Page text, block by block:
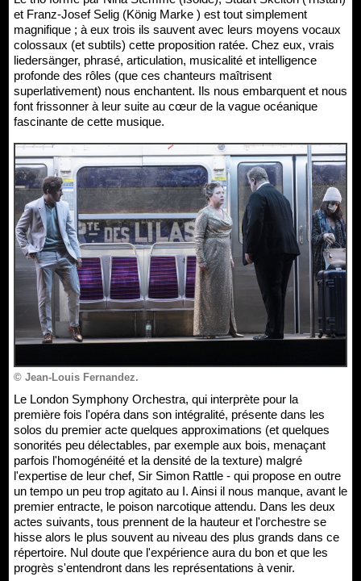
et Franz-Josef Selig (König Marke ) est tout simplement
magnifique ; à eux trois ils sauvent avec leurs moyens vocaux
colossaux (et subtils) cette proposition ratée. Chez eux, vrais
liedersänger, phrasé, articulation, musicalité et intelligence
profonde des rôles (que ces chanteurs maîtrisent
superlativement) nous enchantent. Ils nous embarquent et nous
font frissonner à leur suite au cœur de la vague océanique
fascinante de cette musique.
© Jean-Louis Fernandez.
Le London Symphony Orchestra, qui interprète pour la
première fois l'opéra dans son intégralité, présente dans les
solos du premier acte quelques approximations (et quelques
sonorités peu délectables, par exemple aux bois, menaçant
parfois l'homogénéité et la densité de la texture) malgré
l'expertise de leur chef, Sir Simon Rattle - qui propose en outre
un tempo un peu trop agitato au I. Ainsi il nous manque, avant le
premier entracte, le poison narcotique attendu. Dans les deux
actes suivants, tous prennent de la hauteur et l'orchestre se
hisse alors le plus souvent au niveau des plus grands dans ce
répertoire. Nul doute que l'expérience aura du bon et que les
progrès s'entendront dans les représentations à venir.